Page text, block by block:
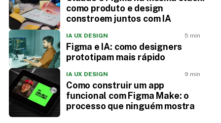
como produto e design
constroem juntos com IA
IA UX DESIGN 5 min
Figma e IA: como designers
prototipam mais rápido
IA UX DESIGN 9 min
Como construir um app
funcional com Figma Make: o
processo que ninguém mostra